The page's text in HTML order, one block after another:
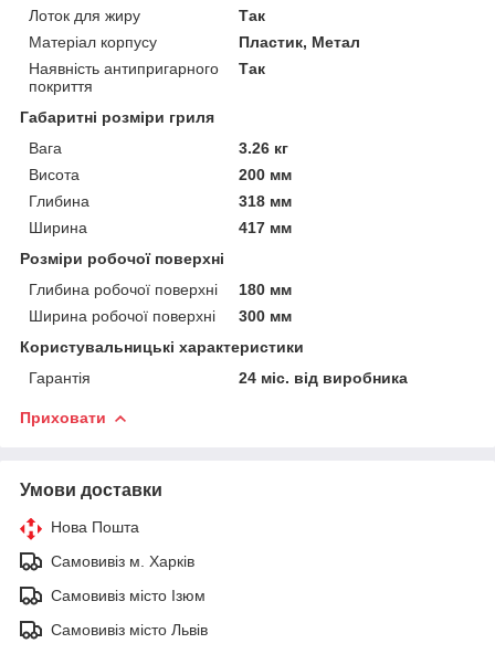
Лоток для жиру
Так
Матеріал корпусу
Пластик, Метал
Наявність антипригарного
покриття
Так
Габаритні розміри гриля
Вага
3.26 кг
Висота
200 мм
Глибина
318 мм
Ширина
417 мм
Розміри робочої поверхні
Глибина робочої поверхні
180 мм
Ширина робочої поверхні
300 мм
Користувальницькі характеристики
Гарантія
24 міс. від виробника
Приховати
Умови доставки
Нова Пошта
Самовивіз м. Харків
Самовивіз місто Ізюм
Самовивіз місто Львів